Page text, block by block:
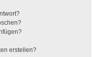
erstellen?